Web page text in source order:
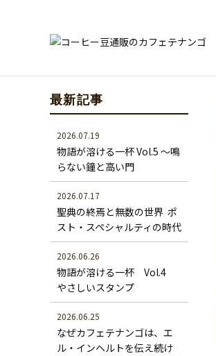
最新記事
2026.07.19
物語が溶ける一杯 Vol.5 ～鳴
らない鐘と高い門
2026.07.17
聖典の終焉と無数の世界 ―― ポ
スト・スペシャルティの時代
2026.06.26
物語が溶ける一杯 Vol.4
やさしいスタンプ
2026.06.25
なぜカフェテナンゴは、エ
ル・インヘルトを伝え続け